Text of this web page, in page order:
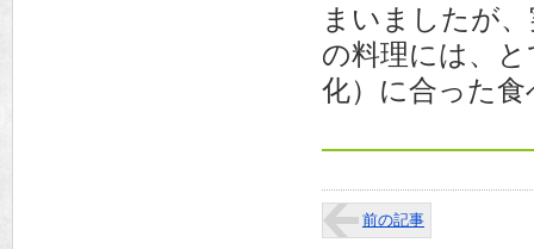
まいましたが
の料理には、
化）に合った
前の記事